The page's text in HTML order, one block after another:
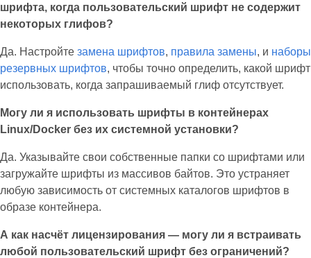
шрифта, когда пользовательский шрифт не содержит
некоторых глифов?
Да. Настройте замена шрифтов, правила замены, и наборы
резервных шрифтов, чтобы точно определить, какой шрифт
использовать, когда запрашиваемый глиф отсутствует.
Могу ли я использовать шрифты в контейнерах
Linux/Docker без их системной установки?
Да. Указывайте свои собственные папки со шрифтами или
загружайте шрифты из массивов байтов. Это устраняет
любую зависимость от системных каталогов шрифтов в
образе контейнера.
А как насчёт лицензирования — могу ли я встраивать
любой пользовательский шрифт без ограничений?